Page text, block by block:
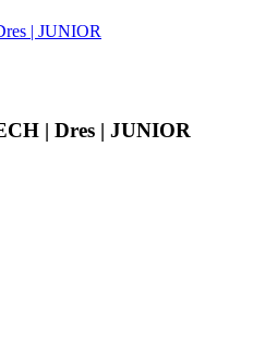
| JUNIOR
| Dres | JUNIOR